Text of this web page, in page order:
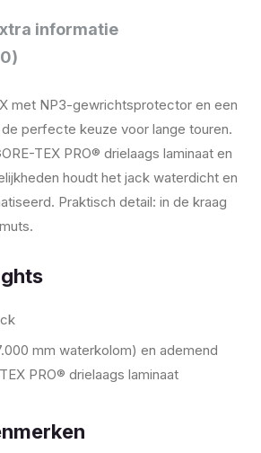
informatie
met NP3-gewrichtsprotector en een
perfecte keuze voor lange touren.
TEX PRO® drielaags laminaat en
houdt het jack waterdicht en
Praktisch detail: in de kraag
mm waterkolom) en ademend
PRO® drielaags laminaat